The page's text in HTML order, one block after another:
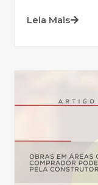
Leia Mais